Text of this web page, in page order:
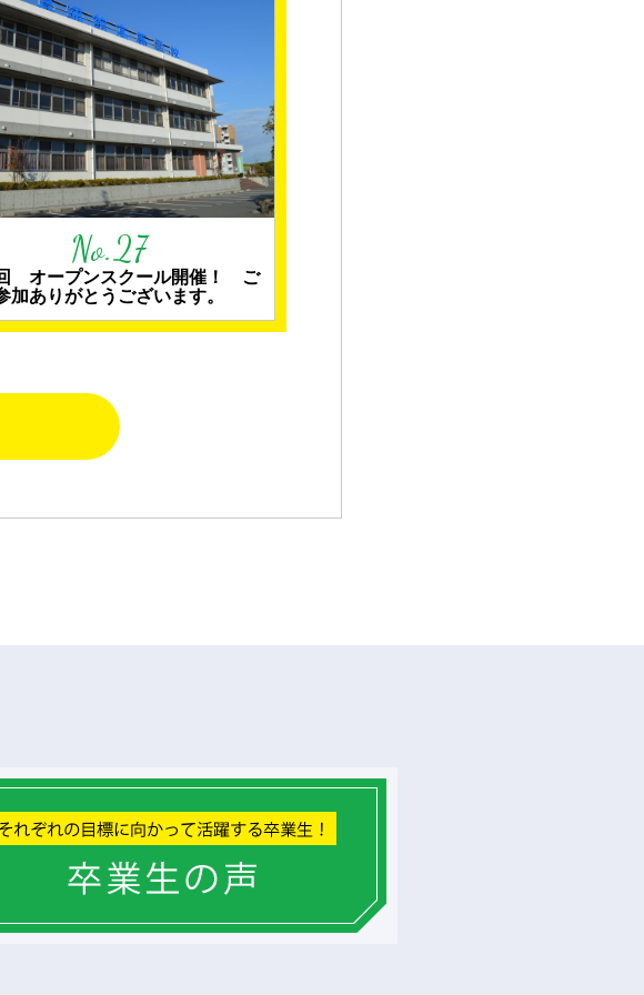
No.27
オープンスクール開催！ ご
加ありがとうございます。